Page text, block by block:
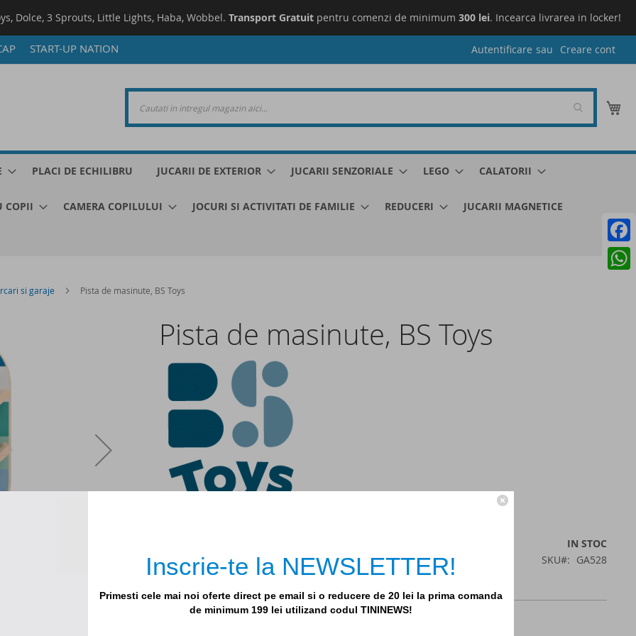
Inscrie-te la NEWSLETTER!
Primesti cele mai noi oferte direct pe email si o reducere de 20 lei la prima comanda
de minimum 199 lei utilizand codul TININEWS!
Dolce, 3 Sprouts, Little Lights, Haba, Wobbel. Transport Gratuit pentru comenzi de minimum 300 lei. Incearca livrarea in locker!
Autentificare Creare cont
START-UP NATION
PLACI DE ECHILIBRU JUCARII DE EXTERIOR JUCARII SENZORIALE LEGO CALATORII
COPII CAMERA COPILULUI JOCURI SI ACTIVITATI DE FAMILIE REDUCERI JUCARII MAGNETICE
si garaje Pista de masinute, BS Toys
Pista de masinute, BS Toys
74,25lei
99,00lei
IN STOC
SKU
GA528
Anunta-ma cand scade pretul